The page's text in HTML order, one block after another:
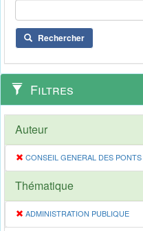
Rechercher
Filtres
Auteur
CONSEIL GENERAL DES
Thématique
ADMINISTRATION PUBLIQUE